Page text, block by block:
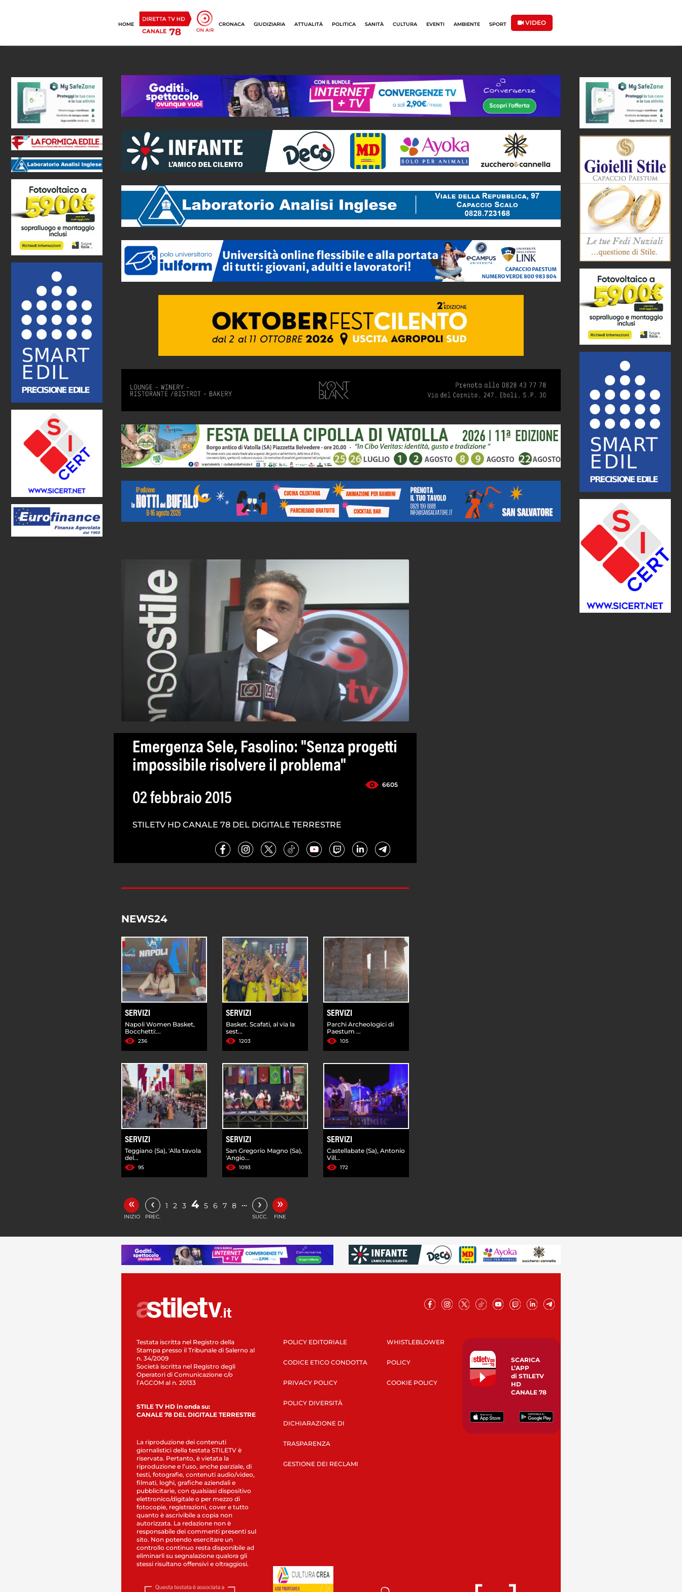
HOME CRONACA GIUDIZIARIA ATTUALITÀ POLITICA SANITÀ CULTURA EVENTI AMBIENTE SPORT VIDEO
Emergenza Sele, Fasolino: "Senza progetti
impossibile risolvere il problema"
6605
02 febbraio 2015
STILETV HD CANALE 78 DEL DIGITALE TERRESTRE
NEWS24
SERVIZI
Napoli Women Basket,
Bocchetti:...
236
SERVIZI
Basket. Scafati, al via la
sest...
1203
SERVIZI
Parchi Archeologici di
Paestum ...
105
SERVIZI
Teggiano (Sa), 'Alla tavola
del...
95
SERVIZI
San Gregorio Magno (Sa),
'Angio...
1093
SERVIZI
Castellabate (Sa), Antonio
Vill...
172
«
INIZIO
‹
PREC.
1 2 3 4 5 6 7 8 … ›
SUCC.
»
FINE
Testata iscritta nel Registro della
Stampa presso il Tribunale di Salerno al
n. 34/2009
Società iscritta nel Registro degli
Operatori di Comunicazione c/o
l’AGCOM al n. 20133
STILE TV HD in onda su:
CANALE 78 DEL DIGITALE TERRESTRE
La riproduzione dei contenuti
giornalistici della testata STILETV è
riservata. Pertanto, è vietata la
riproduzione e l’uso, anche parziale, di
testi, fotografie, contenuti audio/video,
filmati, loghi, grafiche aziendali e
pubblicitarie, con qualsiasi dispositivo
elettronico/digitale o per mezzo di
fotocopie, registrazioni, cover e tutto
quanto è ascrivibile a copia non
autorizzata. La redazione non è
responsabile dei commenti presenti sul
sito. Non potendo esercitare un
controllo continuo resta disponibile ad
eliminarli su segnalazione qualora gli
stessi risultano offensivi e oltraggiosi.
POLICY EDITORIALE
CODICE ETICO CONDOTTA
PRIVACY POLICY
POLICY DIVERSITÀ
DICHIARAZIONE DI
TRASPARENZA
GESTIONE DEI RECLAMI
WHISTLEBLOWER
POLICY
COOKIE POLICY
SCARICA
L’APP
di STILETV
HD
CANALE 78